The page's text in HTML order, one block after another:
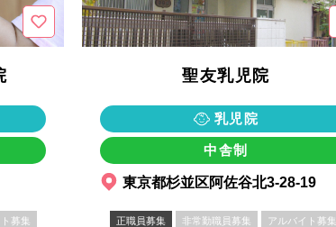
募集
聖友乳児院
乳児院
中舎制
東京都杉並区阿佐谷北3-28-19
正職員募集 非常勤職員募集 アルバイト募集